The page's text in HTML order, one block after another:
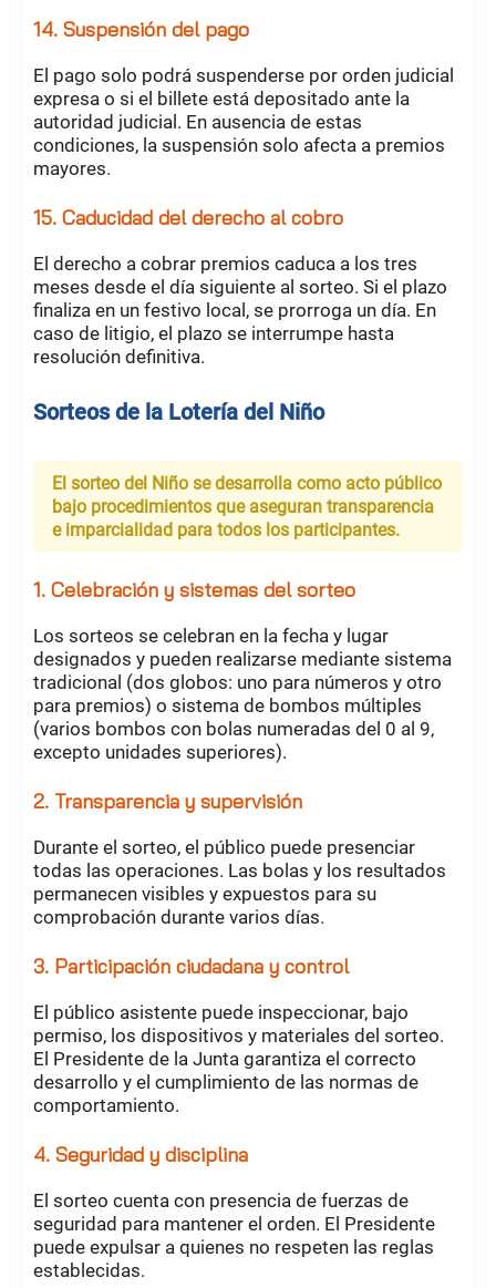
14. Suspensión del pago
El pago solo podrá suspenderse por orden judicial
expresa o si el billete está depositado ante la
autoridad judicial. En ausencia de estas
condiciones, la suspensión solo afecta a premios
mayores.
15. Caducidad del derecho al cobro
El derecho a cobrar premios caduca a los tres
meses desde el día siguiente al sorteo. Si el plazo
finaliza en un festivo local, se prorroga un día. En
caso de litigio, el plazo se interrumpe hasta
resolución definitiva.
Sorteos de la Lotería del Niño
El sorteo del Niño se desarrolla como acto público
bajo procedimientos que aseguran transparencia
e imparcialidad para todos los participantes.
1. Celebración y sistemas del sorteo
Los sorteos se celebran en la fecha y lugar
designados y pueden realizarse mediante sistema
tradicional (dos globos: uno para números y otro
para premios) o sistema de bombos múltiples
(varios bombos con bolas numeradas del 0 al 9,
excepto unidades superiores).
2. Transparencia y supervisión
Durante el sorteo, el público puede presenciar
todas las operaciones. Las bolas y los resultados
permanecen visibles y expuestos para su
comprobación durante varios días.
3. Participación ciudadana y control
El público asistente puede inspeccionar, bajo
permiso, los dispositivos y materiales del sorteo.
El Presidente de la Junta garantiza el correcto
desarrollo y el cumplimiento de las normas de
comportamiento.
4. Seguridad y disciplina
El sorteo cuenta con presencia de fuerzas de
seguridad para mantener el orden. El Presidente
puede expulsar a quienes no respeten las reglas
establecidas.